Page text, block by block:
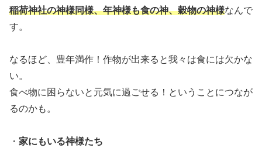
稲荷神社の神様同様、年神様も食の神、穀物の神様なんで
す。
なるほど、豊年満作！作物が出来ると我々は食には欠かな
い。
食べ物に困らないと元気に過ごせる！ということにつなが
るのかも。
・ 家にもいる神様たち